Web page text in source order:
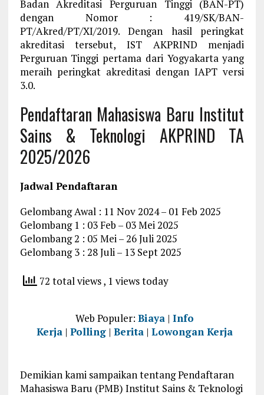
Badan Akreditasi Perguruan Tinggi (BAN-PT)
dengan Nomor : 419/SK/BAN-
PT/Akred/PT/XI/2019. Dengan hasil peringkat
akreditasi tersebut, IST AKPRIND menjadi
Perguruan Tinggi pertama dari Yogyakarta yang
meraih peringkat akreditasi dengan IAPT versi
3.0.
Pendaftaran Mahasiswa Baru Institut
Sains & Teknologi AKPRIND TA
2025/2026
Jadwal Pendaftaran
Gelombang Awal : 11 Nov 2024 – 01 Feb 2025
Gelombang 1 : 03 Feb – 03 Mei 2025
Gelombang 2 : 05 Mei – 26 Juli 2025
Gelombang 3 : 28 Juli – 13 Sept 2025
72 total views, 1 views today
Web Populer:Biaya |Info
Kerja |Polling |Berita |Lowongan Kerja
Demikian kami sampaikan tentang Pendaftaran
Mahasiswa Baru (PMB) Institut Sains & Teknologi